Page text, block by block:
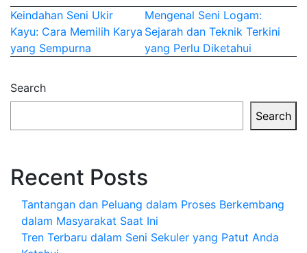
Post
navigation
Keindahan Seni Ukir
Kayu: Cara Memilih Karya
yang Sempurna
Mengenal Seni Logam:
Sejarah dan Teknik Terkini
yang Perlu Diketahui
Search
Search
Recent Posts
Tantangan dan Peluang dalam Proses Berkembang
dalam Masyarakat Saat Ini
Tren Terbaru dalam Seni Sekuler yang Patut Anda